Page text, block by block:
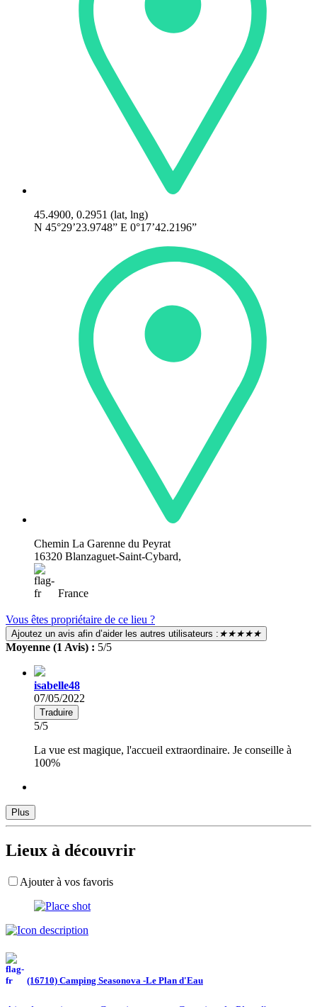
45.4900, 0.2951 (lat, lng)
N 45°29’23.9748” E 0°17’42.2196”
Chemin La Garenne du Peyrat
16320 Blanzaguet-Saint-Cybard,
France
Vous êtes propriétaire de ce lieu ?
Ajoutez un avis afin d’aider les autres utilisateurs : ★★★★★
Moyenne (1 Avis) : 5/5
isabelle48
07/05/2022
Traduire
5/5
La vue est magique, l'accueil extraordinaire. Je conseille à
100%
Plus
Lieux à découvrir
Ajouter à vos favoris
(16710) Camping Seasonova -Le Plan d'Eau